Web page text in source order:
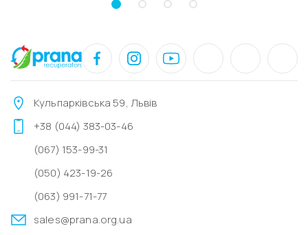
Кульпарківська 59, Львів
+38 (044) 383-03-46
(067) 153-99-31
(050) 423-19-26
(063) 991-71-77
sales@prana.org.ua